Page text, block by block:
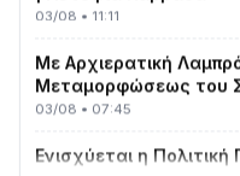
Μεταμορφώσεως του
03/08 • 07:45
με δύο νέα υδροφόρα